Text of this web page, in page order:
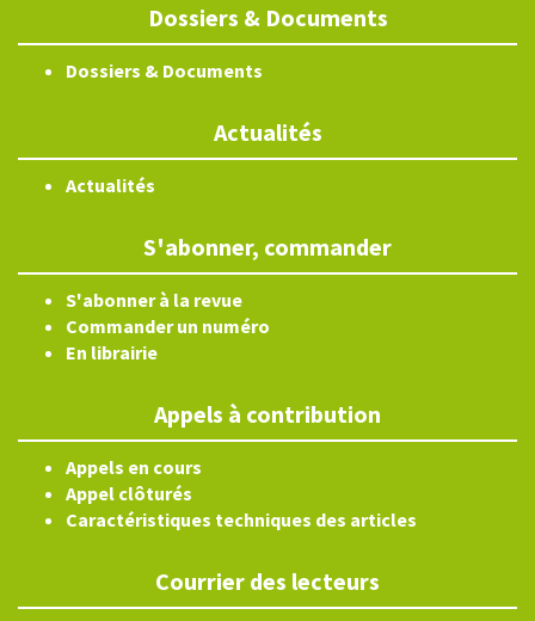
Dossiers & Documents
Dossiers & Documents
Actualités
Actualités
S'abonner, commander
S'abonner à la revue
Commander un numéro
En librairie
Appels à contribution
Appels en cours
Appel clôturés
Caractéristiques techniques des articles
Courrier des lecteurs